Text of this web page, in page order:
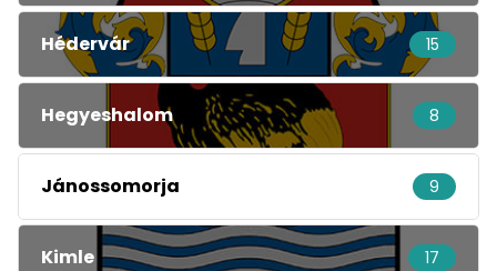
Hédervár 15
Hegyeshalom 8
Jánossomorja 9
Kimle 17